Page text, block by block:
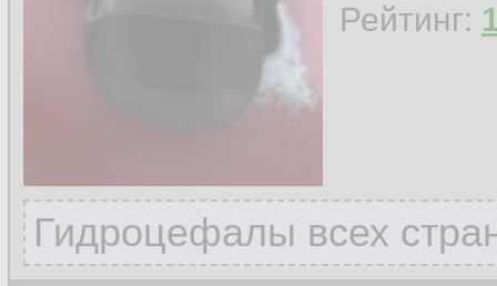
Рейтинг:
Гидроцефалы всех